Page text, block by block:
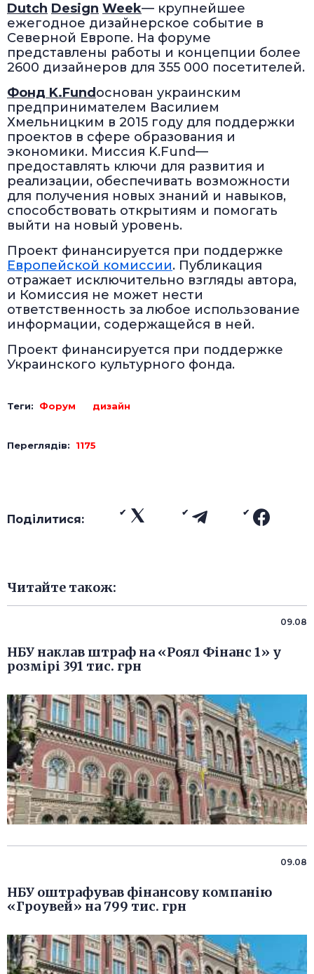
Dutch Design Week— крупнейшее
ежегодное дизайнерское событие в
Северной Европе. На форуме
представлены работы и концепции более
2600 дизайнеров для 355 000 посетителей.
Фонд K.Fund основан украинским
предпринимателем Василием
Хмельницким в 2015 году для поддержки
проектов в сфере образования и
экономики. Миссия K.Fund—
предоставлять ключи для развития и
реализации, обеспечивать возможности
для получения новых знаний и навыков,
способствовать открытиям и помогать
выйти на новый уровень.
Проект финансируется при поддержке
Европейской комиссии. Публикация
отражает исключительно взгляды автора,
и Комиссия не может нести
ответственность за любое использование
информации, содержащейся в ней.
Проект финансируется при поддержке
Украинского культурного фонда.
Теги: Форум дизайн
Переглядів: 1175
Поділитися:
Читайте також:
09.08
НБУ наклав штраф на «Роял Фінанс 1» у
розмірі 391 тис. грн
09.08
НБУ оштрафував фінансову компанію
«Гроувей» на 799 тис. грн